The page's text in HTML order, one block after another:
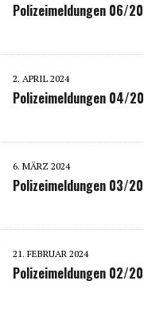
Polizeimeldungen 06/
2. APRIL 2024
Polizeimeldungen 04/
6. MÄRZ 2024
Polizeimeldungen 03/
21. FEBRUAR 2024
Polizeimeldungen 02/